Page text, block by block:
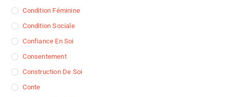
Condition Féminine
Condition Sociale
Confiance En Soi
Consentement
Construction De Soi
Conte